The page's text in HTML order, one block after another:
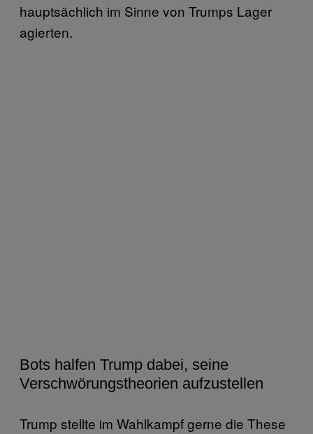
hauptsächlich im Sinne von Trumps Lager
agierten.
Bots halfen Trump dabei, seine
Verschwörungstheorien aufzustellen
Trump stellte im Wahlkampf gerne die These